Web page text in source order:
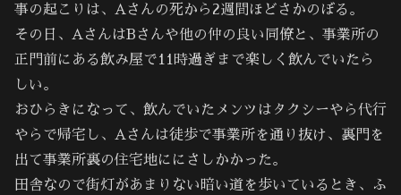
事の起こりは、Aさんの死から2週間ほどさかのぼる。
その日、AさんはBさんや他の仲の良い同僚と、事業所の
正門前にある飲み屋で11時過ぎまで楽しく飲んでいたら
しい。
おひらきになって、飲んでいたメンツはタクシーやら代行
やらで帰宅し、Aさんは徒歩で事業所を通り抜け、裏門を
出て事業所裏の住宅地ににさしかかった。
田舎なので街灯があまりない暗い道を歩いているとき、ふ